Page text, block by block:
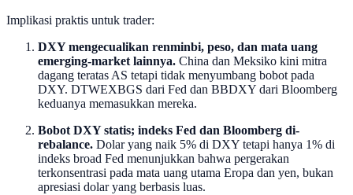
Implikasi praktis untuk trader:
DXY mengecualikan renminbi, peso, dan mata uang
emerging-market lainnya. China dan Meksiko kini mitra
dagang teratas AS tetapi tidak menyumbang bobot pada
DXY. DTWEXBGS dari Fed dan BBDXY dari Bloomberg
keduanya memasukkan mereka.
Bobot DXY statis; indeks Fed dan Bloomberg di-
rebalance. Dolar yang naik 5% di DXY tetapi hanya 1% di
indeks broad Fed menunjukkan bahwa pergerakan
terkonsentrasi pada mata uang utama Eropa dan yen, bukan
apresiasi dolar yang berbasis luas.